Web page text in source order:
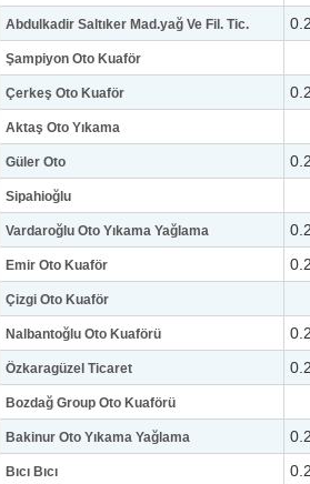
Abdulkadir Saltıker Mad.yağ Ve Fil. Tic.
Şampiyon Oto Kuaför
Çerkeş Oto Kuaför
Aktaş Oto Yıkama
Güler Oto
Sipahioğlu
Vardaroğlu Oto Yıkama Yağlama
Emir Oto Kuaför
Çizgi Oto Kuaför
Nalbantoğlu Oto Kuaförü
Özkaragüzel Ticaret
Bozdağ Group Oto Kuaförü
Bakinur Oto Yıkama Yağlama
Bıcı Bıcı